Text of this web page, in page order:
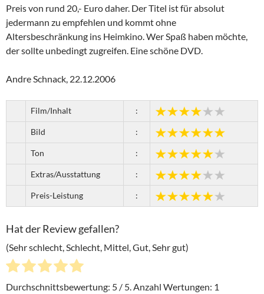
Preis von rund 20,- Euro daher. Der Titel ist für absolut
jedermann zu empfehlen und kommt ohne
Altersbeschränkung ins Heimkino. Wer Spaß haben möchte,
der sollte unbedingt zugreifen. Eine schöne DVD.
Andre Schnack, 22.12.2006
Film/Inhalt :
Bild :
Ton :
Extras/Ausstattung :
Preis-Leistung :
Hat der Review gefallen?
(Sehr schlecht, Schlecht, Mittel, Gut, Sehr gut)
Durchschnittsbewertung: 5 / 5. Anzahl Wertungen: 1